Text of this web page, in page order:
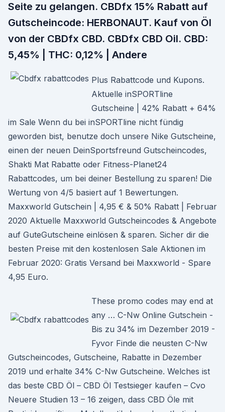
Seite zu gelangen. CBDfx 15% Rabatt auf
Gutscheincode: HERBONAUT. Kauf von Öl
von der CBDfx CBD. CBDfx CBD Oil. CBD:
5,45% | THC: 0,12% | Andere
Plus Rabattcode und Kupons.
Aktuelle inSPORTline
Gutscheine | 42% Rabatt + 64%
im Sale Wenn du bei inSPORTline nicht fündig
geworden bist, benutze doch unsere Nike Gutscheine,
einen der neuen DeinSportsfreund Gutscheincodes,
Shakti Mat Rabatte oder Fitness-Planet24
Rabattcodes, um bei deiner Bestellung zu sparen! Die
Wertung von 4/5 basiert auf 1 Bewertungen.
Maxxworld Gutschein | 4,95 € & 50% Rabatt | Februar
2020 Aktuelle Maxxworld Gutscheincodes & Angebote
auf GuteGutscheine einlösen & sparen. Sicher dir die
besten Preise mit den kostenlosen Sale Aktionen im
Februar 2020: Gratis Versand bei Maxxworld - Spare
4,95 Euro.
These promo codes may end at
any … C-Nw Online Gutschein -
Bis zu 34% im Dezember 2019 -
Fyvor Finde die neusten C-Nw
Gutscheincodes, Gutscheine, Rabatte in Dezember
2019 und erhalte 34% C-Nw Gutscheine. Welches ist
das beste CBD Öl – CBD Öl Testsieger kaufen – Cvo
Neuere Studien 13 – 16 zeigen, dass CBD Öle mit